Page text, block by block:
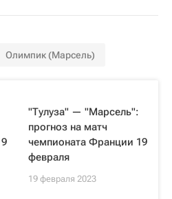
Олимпик (Марсель)
"Тулуза" — "Марсель":
прогноз на матч
чемпионата Франции 19
февраля
19 февраля 2023